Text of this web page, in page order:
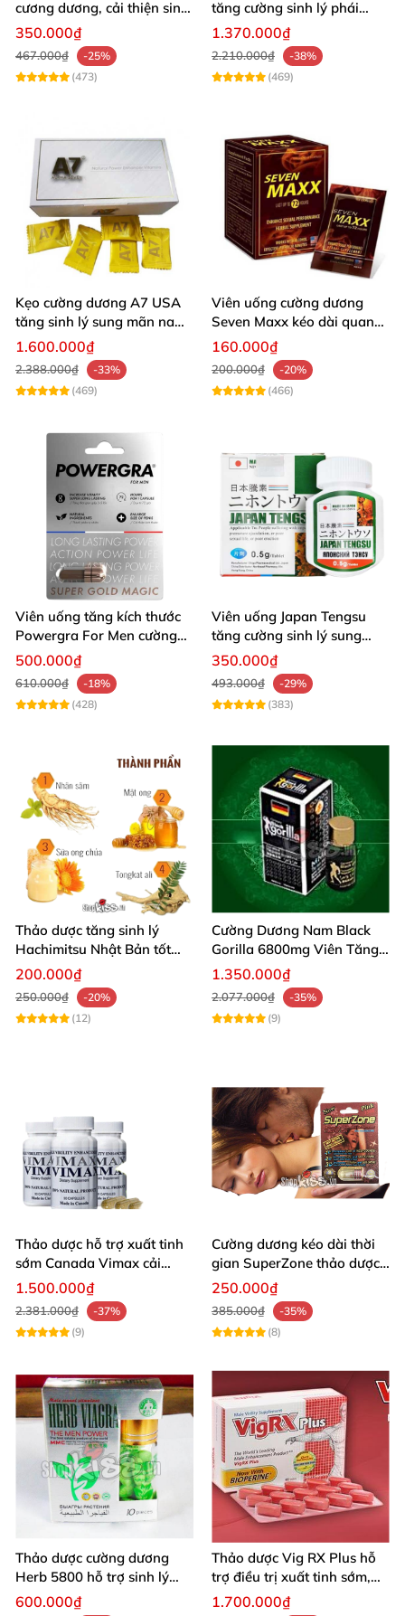
nhiên nên có tác dụng tùy theo cơ địa của
từng người
cương dương, cải thiện sinh
lý nam hiệu quả
350.000₫
467.000₫
-25%
(473)
tăng cường sinh lý phái
mạnh
1.370.000₫
2.210.000₫
-38%
(469)
Kẹo cường dương A7 USA
tăng sinh lý sung mãn nam
giới
1.600.000₫
2.388.000₫
-33%
(469)
Viên uống cường dương
Seven Maxx kéo dài quan
hệ nhập Mỹ
160.000₫
200.000₫
-20%
(466)
Viên uống tăng kích thước
Powergra For Men cường
dương kéo dài thời gian
500.000₫
610.000₫
-18%
(428)
Viên uống Japan Tengsu
tăng cường sinh lý sung
mãn mạnh
350.000₫
493.000₫
-29%
(383)
Thảo dược tăng sinh lý
Hachimitsu Nhật Bản tốt
cho cường dương nam
200.000₫
250.000₫
-20%
(12)
Cường Dương Nam Black
Gorilla 6800mg Viên Tăng
Cường Sinh Lý Nam
1.350.000₫
2.077.000₫
-35%
(9)
Thảo dược hỗ trợ xuất tinh
sớm Canada Vimax cải
thiện sinh lý nam
1.500.000₫
2.381.000₫
-37%
(9)
Cường dương kéo dài thời
gian SuperZone thảo dược
tăng sức bền
250.000₫
385.000₫
-35%
(8)
Thảo dược cường dương
Herb 5800 hỗ trợ sinh lý
nam mạnh mẽ kéo dài
600.000₫
Thảo dược Vig RX Plus hỗ
trợ điều trị xuất tinh sớm,
tăng cường sinh lý nam
1.700.000₫